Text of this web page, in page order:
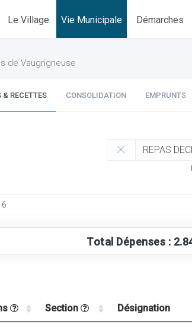
Le Village Vie Municipale Démarches
de Vaugrigneuse
& RECETTES CONSOLIDATION EMPRUNTS
Total Dépenses :
Section Désignation